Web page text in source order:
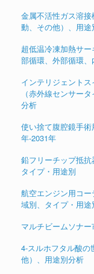
金属不活性ガス溶
動、その他）、用途
超低温冷凍加熱サ
部循環、外部循環
インテリジェント
（赤外線センサー
分析
使い捨て腹腔鏡手
年-2031年
鉛フリーチップ抵抗
タイプ・用途別
航空エンジン用コ
域別、タイプ・用途
マルチビームソナ
4-スルホフタル酸の
他）、用途別分析